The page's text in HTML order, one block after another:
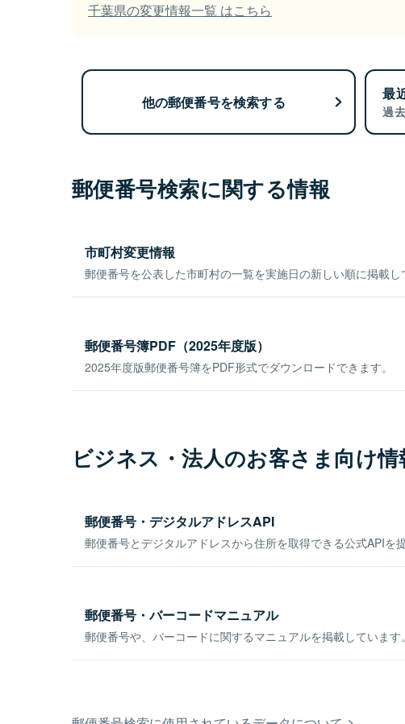
千葉県の変更情報一覧 はこちら
他の郵便番号を検索する 最
過
郵便番号検索に関する情報
市町村変更情報
郵便番号を公表した市町村の一覧を実施日の新しい順に掲載し
郵便番号簿PDF（2025年度版）
2025年度版郵便番号簿をPDF形式でダウンロードできます。
ビジネス・法人のお客さま向け情
郵便番号・デジタルアドレスAPI
郵便番号とデジタルアドレスから住所を取得できる公式APIを提
郵便番号・バーコードマニュアル
郵便番号や、バーコードに関するマニュアルを掲載しています。